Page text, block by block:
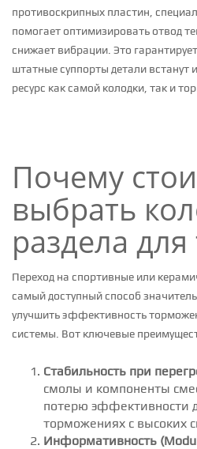
противоскрипных пластин,
помогает оптимизировать отвод
снижает вибрации. Это
штатные суппорты детали встанут
ресурс как самой колодки, так и
Почему
выбрать
раздела
Переход на спортивные или
самый доступный способ
улучшить эффективность
системы. Вот ключевые
Стабильность при
смолы и компоненты
потерю эффективности
торможениях с высоких
Информативность